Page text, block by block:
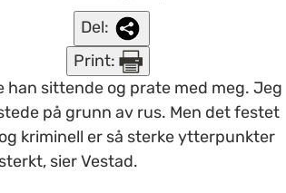
Del:
Print:
sittende og prate med meg. Jeg
på grunn av rus. Men det festet
kriminell er så sterke ytterpunkter
sier Vestad.